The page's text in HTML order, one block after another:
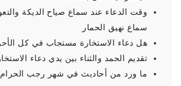
وقت الدعاء عند سماع صياح الديكة
سماع نهيق الحمار
هل دعاء الاستخارة مستجاب في كل
تقديم الحمد والثناء بين يدي دعاء
ما ورد من أحاديث في شهر رجب الحرام